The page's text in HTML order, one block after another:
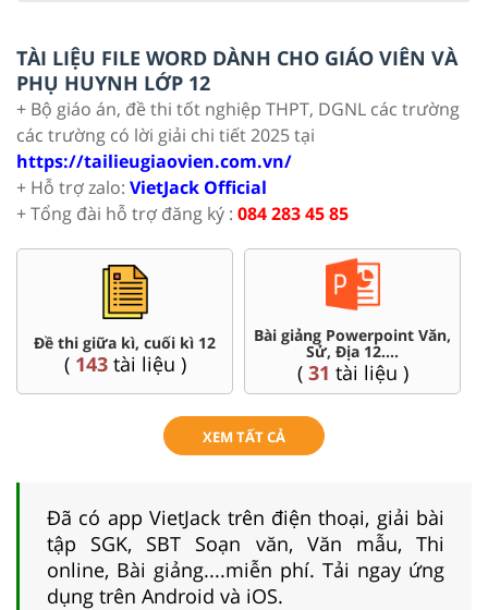
TÀI LIỆU FILE WORD DÀNH CHO GIÁO VIÊN VÀ
PHỤ HUYNH LỚP 12
+ Bộ giáo án, đề thi tốt nghiệp THPT, DGNL các trường
các trường có lời giải chi tiết 2025 tại
https://tailieugiaovien.com.vn/
+ Hỗ trợ zalo: VietJack Official
+ Tổng đài hỗ trợ đăng ký : 084 283 45 85
Chuyên đề dạy thêm Toán,
Lí, Hóa ...12
( 104tài liệu )
Đề thi HSG 12
(4tài liệu )
XEM TẤT CẢ
Đã có app VietJack trên điện thoại, giải bài
tập SGK, SBT Soạn văn, Văn mẫu, Thi
online, Bài giảng....miễn phí. Tải ngay ứng
dụng trên Android và iOS.